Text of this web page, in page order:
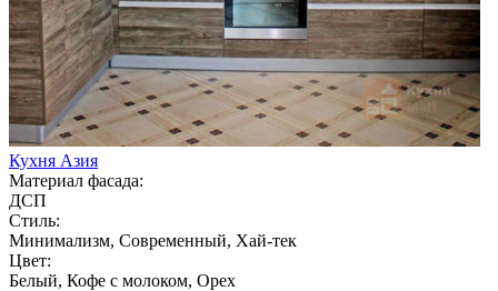
Кухня Азия
Материал фасада:
ДСП
Стиль:
Минимализм, Современный, Хай-тек
Цвет:
Белый, Кофе с молоком, Орех